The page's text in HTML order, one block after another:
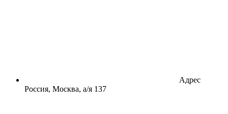
Адрес
Россия, Москва, а/я 137